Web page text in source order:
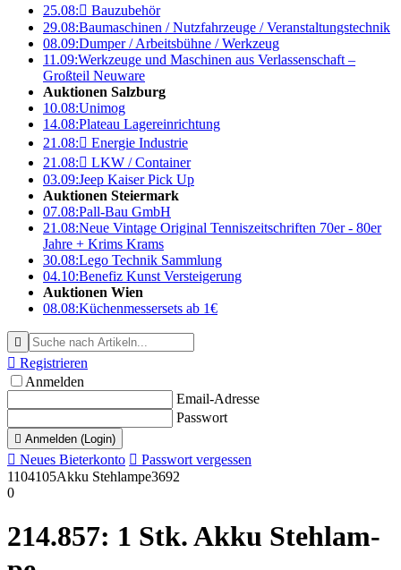
25.08: Bauzubehör
29.08:Baumaschinen / Nutzfahrzeuge / Veranstaltungstechnik
08.09:Dumper / Arbeitsbühne / Werkzeug
11.09:Werkzeuge und Maschinen aus Verlassenschaft –
Großteil Neuware
Auktionen Salzburg
10.08:Unimog
14.08:Plateau Lagereinrichtung
21.08: Energie Industrie
21.08: LKW / Container
03.09:Jeep Kaiser Pick Up
Auktionen Steiermark
07.08:Pall-Bau GmbH
21.08:Neue Vintage Original Tenniszeitschriften 70er - 80er
Jahre + Krims Krams
30.08:Lego Technik Sammlung
04.10:Benefiz Kunst Versteigerung
Auktionen Wien
08.08:Küchenmessersets ab 1€

 Registrieren
Anmelden
Email-Adresse
Passwort
 Anmelden (Login)
 Neues Bieterkonto  Passwort vergessen
1104105Akku Stehlampe3692
0
214.857: 1 Stk. Ak­ku Steh­lam­